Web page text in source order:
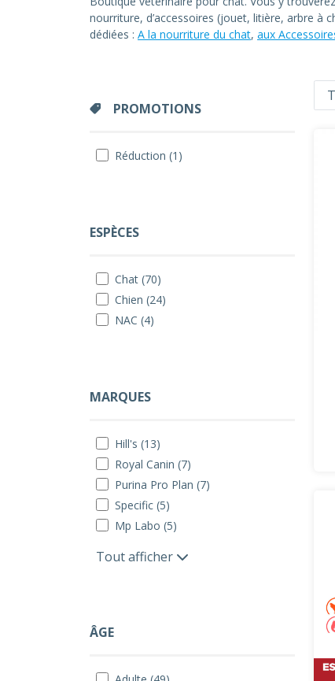
nourriture, d’accessoires (jouet, litière, arbre à
dédiées : A la nourriture du chat, aux
PROMOTIONS
Réduction (1)
ESPÈCES
Chat (70)
Chien (24)
NAC (4)
MARQUES
Hill's (13)
Royal Canin (7)
Purina Pro Plan (7)
Specific (5)
Mp Labo (5)
Tout afficher
ÂGE